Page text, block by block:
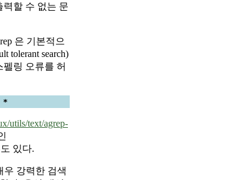
할 수 없는 문
은 기본적으
tolerant search)
링 오류를 허
*
utils/text/agrep-
있다.
우 강력한 검색